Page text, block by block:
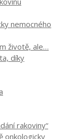
nemocného
životě, ale…
díky
rakoviny“
onkologicky